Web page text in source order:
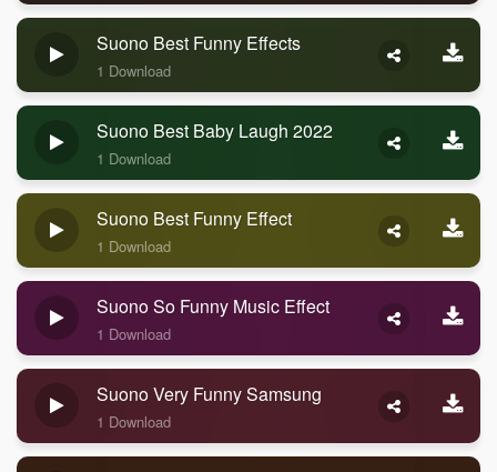
Suono Best Funny Effects
1 Download
Suono Best Baby Laugh 2022
1 Download
Suono Best Funny Effect
1 Download
Suono So Funny Music Effect
1 Download
Suono Very Funny Samsung
1 Download